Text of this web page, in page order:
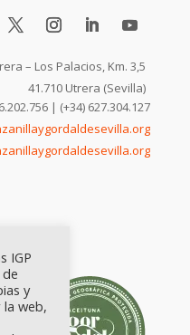
– Los Palacios, Km. 3,5
41.710 Utrera (Sevilla)
| (+34) 627.304.127
IGP
y
web,